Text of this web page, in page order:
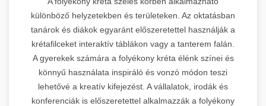
különböző helyzetekben és területeken. Az oktatásban
tanárok és diákok egyaránt előszeretettel használják a
krétafilceket interaktív táblákon vagy a tanterem falán.
A gyerekek számára a folyékony kréta élénk színei és
könnyű használata inspiráló és vonzó módon teszi
lehetővé a kreatív kifejezést. A vállalatok, irodák és
konferenciák is előszeretettel alkalmazzák a folyékony